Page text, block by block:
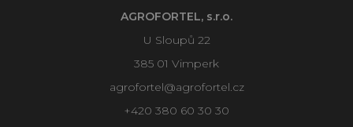
AGROFORTEL, s.r.o.
U Sloupů 22
385 01 Vimperk
agrofortel@agrofortel.cz
+420 380 60 30 30